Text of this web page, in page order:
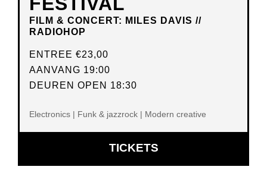
FILM & CONCERT: MILES DAVIS //
RADIOHOP
ENTREE €23,00
AANVANG 19:00
DEUREN OPEN 18:30
Electronics | Funk & jazzrock | Modern creative
TICKETSOPENT
IN